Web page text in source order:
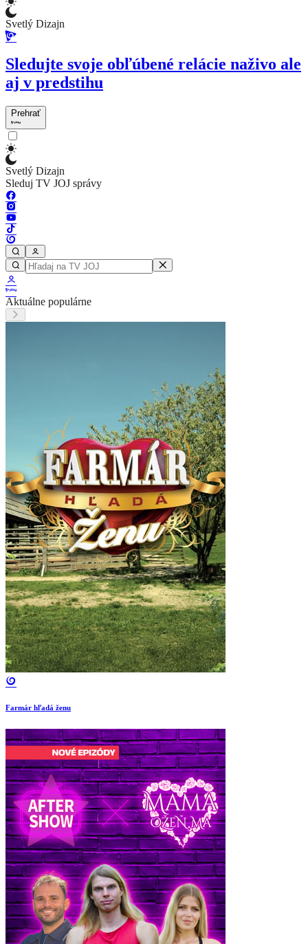
Svetlý Dizajn
Sledujte svoje obľúbené relácie naživo ale
aj v predstihu
Prehrať
Svetlý Dizajn
Sleduj TV JOJ správy
Aktuálne populárne
Farmár hľadá ženu